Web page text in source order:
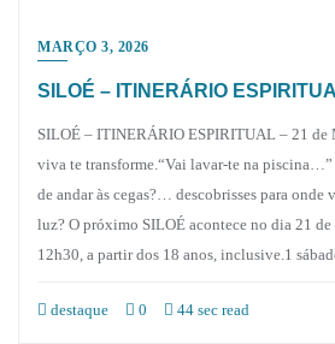
MARÇO 3, 2026
SILOÉ – ITINERÁRIO
SILOÉ – ITINERÁRIO ESPIRITUAL – 21 de
viva te transforme.“Vai lavar-te na
de andar às cegas?… descobrisses para onde
luz? O próximo SILOÉ acontece no dia 21 de
12h30, a partir dos 18 anos, inclusive.1
destaque 0 44 sec read